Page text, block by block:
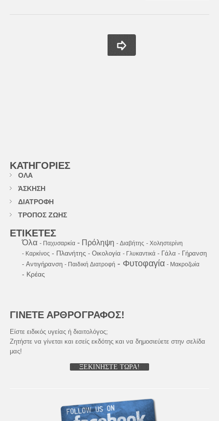
ΚΑΤΗΓΟΡΙΕΣ
ΟΛΑ
ΆΣΚΗΣΗ
ΔΙΑΤΡΟΦΗ
ΤΡΟΠΟΣ ΖΩΗΣ
ΕΤΙΚΕΤΕΣ
Όλα - Παχυσαρκία - Πρόληψη - Διαβήτης - Χοληστερίνη
- Καρκίνος - Πλανήτης - Οικολογία - Γλυκαντικά - Γάλα - Γήρανση
- Αντιγήρανση - Παιδική Διατροφή - Φυτοφαγία - Μακροζωία
- Κρέας
ΓΙΝΕΤΕ ΑΡΘΡΟΓΡΑΦΟΣ!
Είστε ειδικός υγείας ή διαιτολόγος;
Ζητήστε να γίνεται και εσείς εκδότης και να δημοσιεύετε στην σελίδα
μας!
ΞΕΚΙΝΗΣΤΕ ΤΩΡΑ!